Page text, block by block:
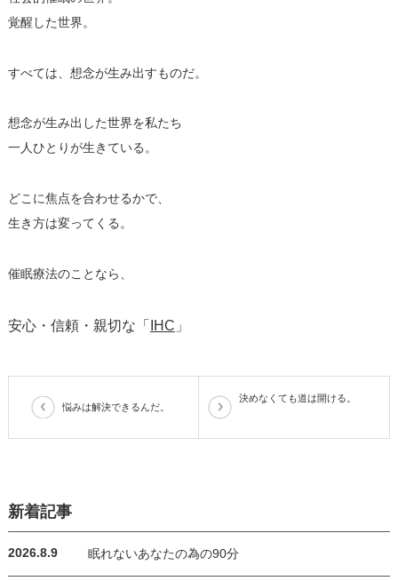
覚醒した世界。
すべては、想念が生み出すものだ。
想念が生み出した世界を私たち
一人ひとりが生きている。
どこに焦点を合わせるかで、
生き方は変ってくる。
催眠療法のことなら、
安心・信頼・親切な「​ IHC ​」
悩みは解決できるんだ。
決めなくても道は開ける。
新着記事
2026.8.9 眠れないあなたの為の90分